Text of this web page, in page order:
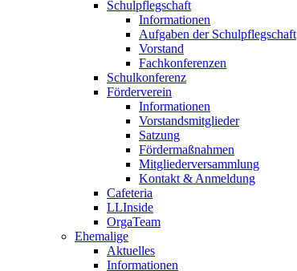
Schulpflegschaft
Informationen
Aufgaben der Schulpflegschaft
Vorstand
Fachkonferenzen
Schulkonferenz
Förderverein
Informationen
Vorstandsmitglieder
Satzung
Fördermaßnahmen
Mitgliederversammlung
Kontakt & Anmeldung
Cafeteria
LLInside
OrgaTeam
Ehemalige
Aktuelles
Informationen